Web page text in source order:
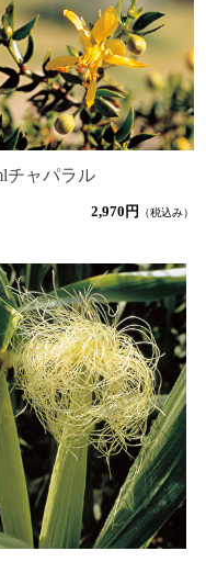
チャパラル
2,970円 （税込み）